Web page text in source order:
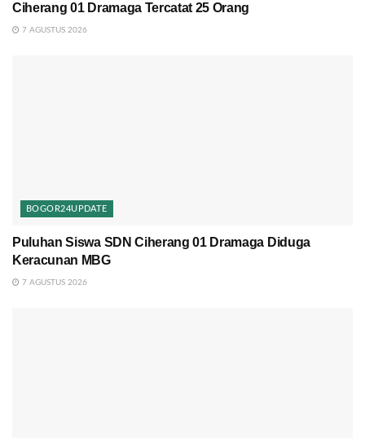
Ciherang 01 Dramaga Tercatat 25 Orang
7 AGUSTUS 2026
BOGOR24UPDATE
Puluhan Siswa SDN Ciherang 01 Dramaga Diduga
Keracunan MBG
7 AGUSTUS 2026